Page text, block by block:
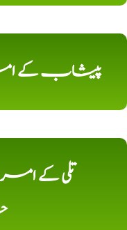
پیشاب کے
تلی کے